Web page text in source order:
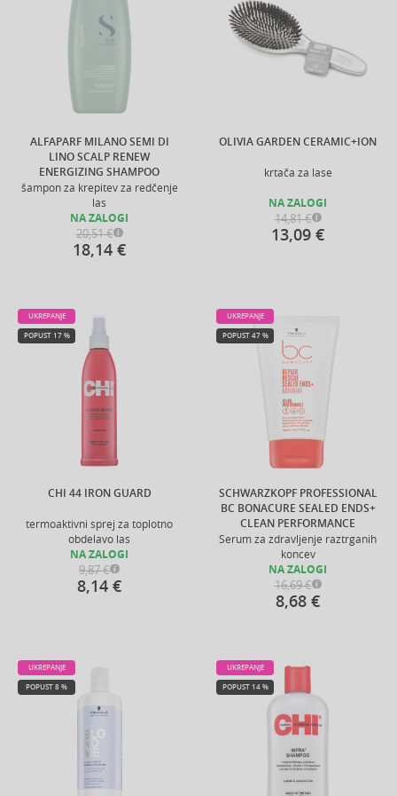
ALFAPARF MILANO SEMI DI
LINO SCALP RENEW
ENERGIZING SHAMPOO
šampon za krepitev za redčenje
las
NA ZALOGI
20,51 €
18,14 €
OLIVIA GARDEN CERAMIC+ION
krtača za lase
NA ZALOGI
14,81 €
13,09 €
CHI 44 IRON GUARD
termoaktivni sprej za toplotno
obdelavo las
UKREPANJE
POPUST 17 %
NA ZALOGI
9,87 €
8,14 €
SCHWARZKOPF PROFESSIONAL
BC BONACURE SEALED ENDS+
CLEAN PERFORMANCE
Serum za zdravljenje raztrganih
koncev
UKREPANJE
POPUST 47 %
NA ZALOGI
16,69 €
8,68 €
UKREPANJE
POPUST 8 %
UKREPANJE
POPUST 14 %